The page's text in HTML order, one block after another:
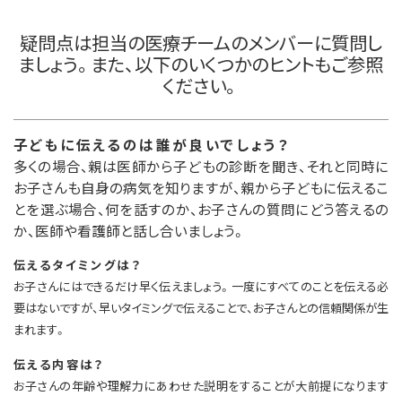
疑問点は担当の医療チームのメンバーに質問し
ましょう。また、以下のいくつかのヒントもご参照
ください。
子どもに伝えるのは誰が良いでしょう？
多くの場合、親は医師から子どもの診断を聞き、それと同時に
お子さんも自身の病気を知りますが、親から子どもに伝えるこ
とを選ぶ場合、何を話すのか、お子さんの質問にどう答えるの
か、医師や看護師と話し合いましょう。
伝えるタイミングは？
お子さんにはできるだけ早く伝えましょう。一度にすべてのことを伝える必
要はないですが、早いタイミングで伝えることで、お子さんとの信頼関係が生
まれます。
伝える内容は？
お子さんの年齢や理解力にあわせた説明をすることが大前提になります